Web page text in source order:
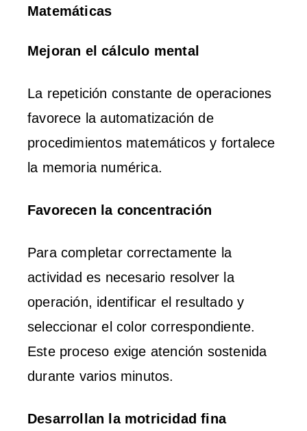
Matemáticas
Mejoran el cálculo mental
La repetición constante de operaciones
favorece la automatización de
procedimientos matemáticos y fortalece
la memoria numérica.
Favorecen la concentración
Para completar correctamente la
actividad es necesario resolver la
operación, identificar el resultado y
seleccionar el color correspondiente.
Este proceso exige atención sostenida
durante varios minutos.
Desarrollan la motricidad fina